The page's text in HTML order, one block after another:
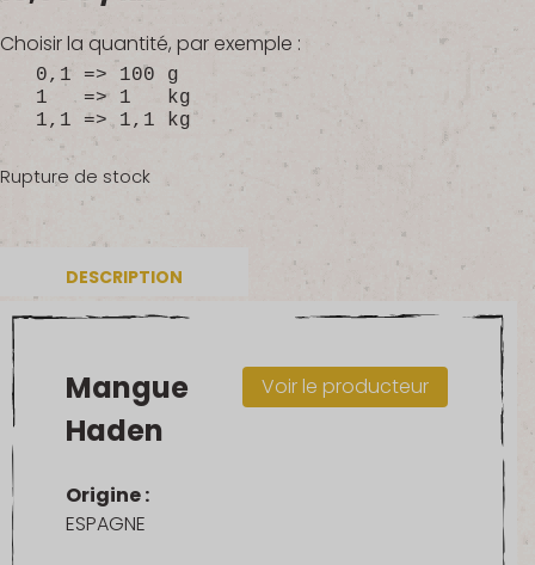
NOS MARCHÉS
Choisir la quantité, par exemple :
0,1 => 100 g
1 => 1 kg
1,1 => 1,1 kg
Rupture de stock
DESCRIPTION
Voir le producteur
Mangue
Haden
Origine :
ESPAGNE